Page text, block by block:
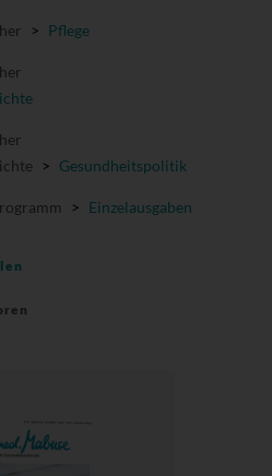
> Pflege
> Gesundheitspolitik
> Einzelausgaben